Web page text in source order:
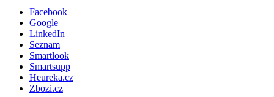
Facebook
Google
LinkedIn
Seznam
Smartlook
Smartsupp
Heureka.cz
Zbozi.cz